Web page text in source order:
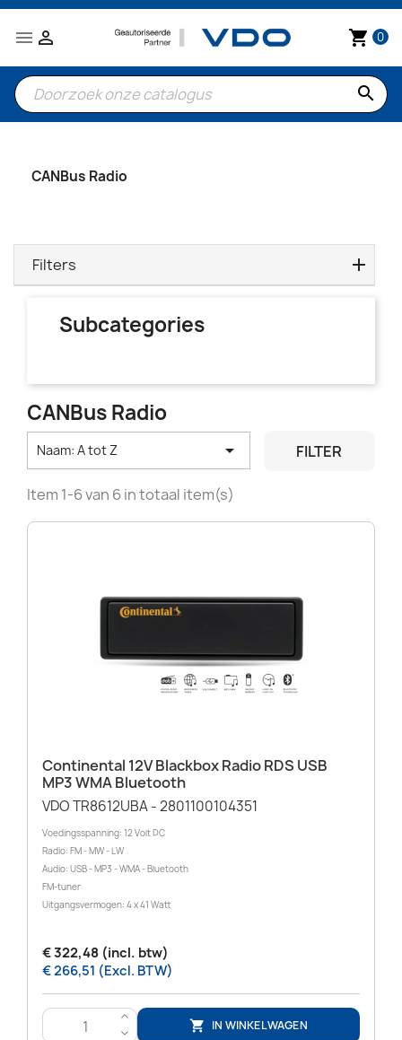
 shopping_cart 0

search
CANBus Radio
Filters
Subcategories
CANBus Radio
Naam: A tot Z  FILTER
Item 1-6 van 6 in totaal item(s)
Continental 12V Blackbox Radio RDS USB
MP3 WMA Bluetooth
VDO TR8612UBA - 2801100104351
Voedingsspanning: 12 Volt DC
Radio: FM - MW - LW
Audio: USB - MP3 - WMA - Bluetooth
FM-tuner
Uitgangsvermogen: 4 x 41 Watt
€ 322,48 (incl. btw)
€ 266,51 (Excl. BTW)
>
<
 IN WINKELWAGEN